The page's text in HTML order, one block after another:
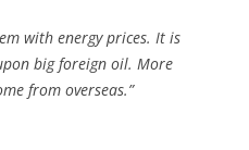
with energy prices. It is
big foreign oil. More
from overseas.”